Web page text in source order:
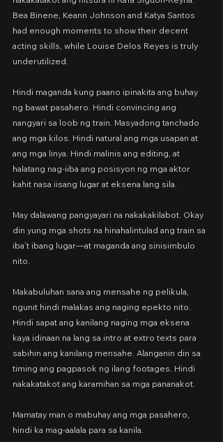
Bea Binene, Keann Johnson and Katya Santos
had enough moments to show their decent
acting skills, while Louise Delos Reyes is truly
underutilized.
Hindi maganda kung paano ipinakita ang buhay
ng bawat pasahero. Hindi convincing ang
nangyari sa loob ng train. Masyadong tanchado
ang mga kilos. Hindi natural ang mga usapan at
ang mga linya. Hindi malinis ang editing, at
halatang nag-iiba ang posisyon ng mga aktor
kahit nasa iisang lugar at eksena lang sila.
May dalawang pangyayari na nakakakilabot. Okay
din yung mga shots na hinahalintulad ang train sa
iba’t ibang lugar—at maganda ang sinisimbulo
nito.
Makabuluhan sana ang mensahe ng pelikula,
ngunit hindi malakas ang naging epekto nito.
Hindi sapat ang kanilang naging mga eksena
kaya idinaan na lang sa intro at extro texts para
sabihin ang kanilang mensahe. Alanganin din sa
timing ang pagpasok ng ilang footages. Hindi
nakakatakot ang karamihan sa mga pananakot.
Mamatay man o mabuhay ang mga pasahero,
hindi ka mag-aalala para sa kanila.